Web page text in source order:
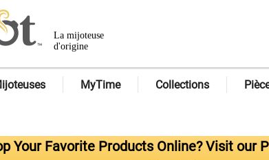
La mijoteuse
d'origine
MyTime Collections
Your Favorite Products Online? Visit our